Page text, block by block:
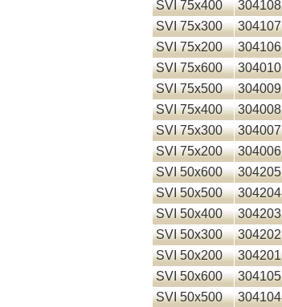
SVI 75x400
304108
SVI 75x300
304107
SVI 75x200
304106
SVI 75x600
304010
SVI 75x500
304009
SVI 75x400
304008
SVI 75x300
304007
SVI 75x200
304006
SVI 50x600
304205
SVI 50x500
304204
SVI 50x400
304203
SVI 50x300
304202
SVI 50x200
304201
SVI 50x600
304105
SVI 50x500
304104